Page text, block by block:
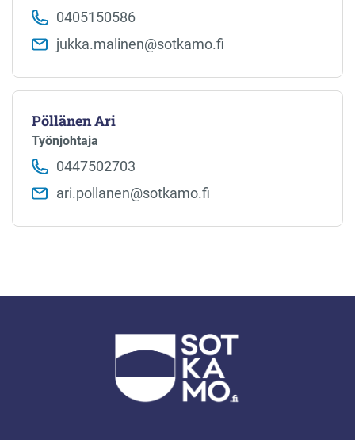
0405150586
jukka.malinen​@sotkamo.fi
Pöllänen Ari
Työnjohtaja
0447502703
ari.pollanen​@sotkamo.fi